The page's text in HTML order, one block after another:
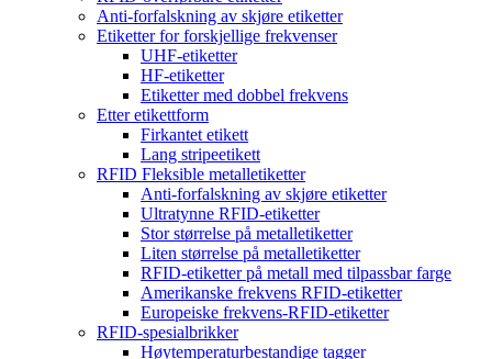
Anti-forfalskning av skjøre etiketter
Etiketter for forskjellige frekvenser
UHF-etiketter
HF-etiketter
Etiketter med dobbel frekvens
Etter etikettform
Firkantet etikett
Lang stripeetikett
RFID Fleksible metalletiketter
Anti-forfalskning av skjøre etiketter
Ultratynne RFID-etiketter
Stor størrelse på metalletiketter
Liten størrelse på metalletiketter
RFID-etiketter på metall med tilpassbar farge
Amerikanske frekvens RFID-etiketter
Europeiske frekvens-RFID-etiketter
RFID-spesialbrikker
Høytemperaturbestandige tagger